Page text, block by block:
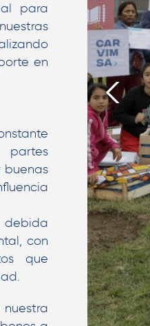
para
en
buenas
con
que